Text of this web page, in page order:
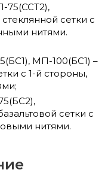
75(ССТ2),
сетки с
нитями.
МП-100(БС1) –
с 1-й стороны,
сетки с
нитями.